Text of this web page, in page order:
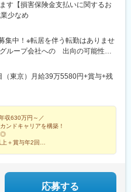
す【損害保険金支払いに関するお
少なめ
集中！※転居を伴う転勤はありませ
ループ会社への 出向の可能性は
島：郡山市、いわき市<関東・甲信
宮市・群馬：前橋市、高崎市・埼
・山梨：甲府市<中部>・岐阜：岐
愛知：名古屋市、豊橋市、刈谷
：京都市、福知山市・兵庫：神
江市・岡山：岡山市・広島：福山
市・香川：高松市・愛媛：松山市
、北九州市、久留米市・長崎：長
東京）月給39万5580円+賞与+残
収630万円～／
ンドキャリアを構築！
◎
＋賞与年2回
務※配属先による
応募する